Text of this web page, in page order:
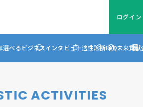
business
ログイン
選べるビジネスインタビュー適性診断
? FAQ未来貢献
ACTIVITIES